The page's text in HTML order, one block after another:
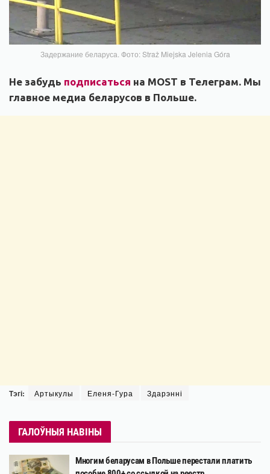
Задержание беларуса. Фото: Straż Miejska Jelenia Góra
Не забудь подписаться на MOST в Телеграм. Мы
главное медиа беларусов в Польше.
Тэгі: Артыкулы Еленя-Гура Здарэнні
ГАЛОЎНЫЯ НАВІНЫ
Многим беларусам в Польше перестали платить